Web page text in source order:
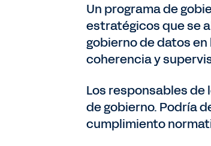
Un programa de
estratégicos que se
gobierno de datos
coherencia y
Los responsables
de gobierno. Podría
cumplimiento